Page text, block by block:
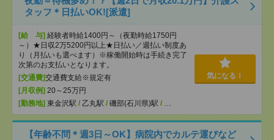
タッフ＊日払いOK![派遣]
[給 与] 経験者時給1400円～（夜勤時給1750円
～）★日収2万5200円以上★日払い／週払い制度あ
り（月払いも選べます）※稼働開始時は手続き完了
次第のお支払いとなります。
[交通費]交通費支給※規定有
[月収例] 20～25万円
[勤務地] 東金沢駅 / 乙丸駅 / 磯部(石川県)駅 / …
気になる！
【年齢不問＊週3日～OK】病院内でカルテ運びなど